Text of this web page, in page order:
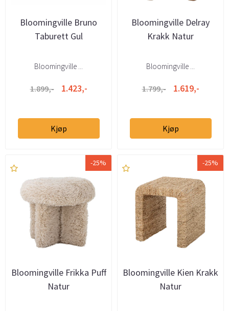
Bloomingville Bruno
Taburett Gul
Bloomingville ...
1.899,- 1.423,-
Kjøp
Bloomingville Delray
Krakk Natur
Bloomingville ...
1.799,- 1.619,-
Kjøp
-25%
Bloomingville Frikka Puff
Natur
-25%
Bloomingville Kien Krakk
Natur